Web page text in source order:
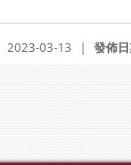
發佈日
2023-03-13 |